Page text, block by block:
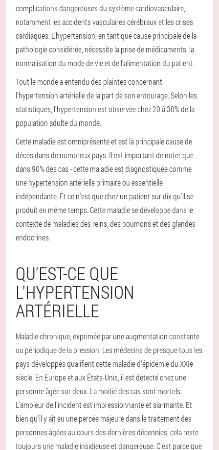
complications dangereuses du système cardiovasculaire,
notamment les accidents vasculaires cérébraux et les crises
cardiaques. L'hypertension, en tant que cause principale de la
pathologie considérée, nécessite la prise de médicaments, la
normalisation du mode de vie et de l'alimentation du patient.
Tout le monde a entendu des plaintes concernant
l'hypertension artérielle de la part de son entourage. Selon les
statistiques, l'hypertension est observée chez 20 à 30% de la
population adulte du monde.
Cette maladie est omniprésente et est la principale cause de
décès dans de nombreux pays. Il est important de noter que
dans 90% des cas - cette maladie est diagnostiquée comme
une hypertension artérielle primaire ou essentielle
indépendante. Et ce n'est que chez un patient sur dix qu'il se
produit en même temps. Cette maladie se développe dans le
contexte de maladies des reins, des poumons et des glandes
endocrines.
QU'EST-CE QUE
L'HYPERTENSION
ARTÉRIELLE
Maladie chronique, exprimée par une augmentation constante
ou périodique de la pression. Les médecins de presque tous les
pays développés qualifient cette maladie d'épidémie du XXIe
siècle. En Europe et aux États-Unis, il est détecté chez une
personne âgée sur deux. La moitié des cas sont mortels.
L'ampleur de l'incident est impressionnante et alarmante. Et
bien qu'il y ait eu une percée majeure dans le traitement des
personnes âgées au cours des dernières décennies, cela reste
toujours une maladie insidieuse et dangereuse. C'est parce que